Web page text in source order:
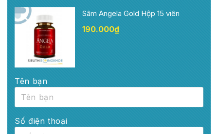
Sâm Angela Gold Hộp 15 viên
190.000₫
Tên bạn
Số điện thoại